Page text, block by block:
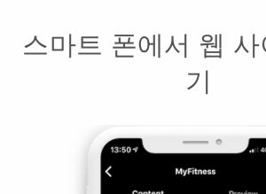
스마트 폰에서 웹
기